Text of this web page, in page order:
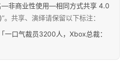
—非商业性使用—相同方式共享 4.0
”。共享、演绎请保留以下标注：
「一口气裁员3200人，Xbox总裁：